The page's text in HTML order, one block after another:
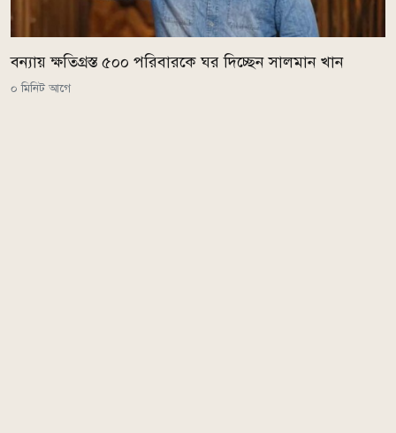
বন্যায় ক্ষতিগ্রস্ত ৫০০ পরিবারকে ঘর দিচ্ছেন সালমান খান
০ মিনিট আগে